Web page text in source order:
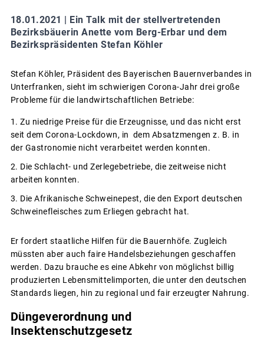
18.01.2021 |
Ein Talk mit der stellvertretenden
Bezirksbäuerin Anette vom Berg-Erbar und dem
Bezirkspräsidenten Stefan Köhler
Stefan Köhler, Präsident des Bayerischen Bauernverbandes in
Unterfranken, sieht im schwierigen Corona-Jahr drei große
Probleme für die landwirtschaftlichen Betriebe:
Zu niedrige Preise für die Erzeugnisse, und das nicht erst
seit dem Corona-Lockdown, in dem Absatzmengen z. B. in
der Gastronomie nicht verarbeitet werden konnten.
Die Schlacht- und Zerlegebetriebe, die zeitweise nicht
arbeiten konnten.
Die Afrikanische Schweinepest, die den Export deutschen
Schweinefleisches zum Erliegen gebracht hat.
Er fordert staatliche Hilfen für die Bauernhöfe. Zugleich
müssten aber auch faire Handelsbeziehungen geschaffen
werden. Dazu brauche es eine Abkehr von möglichst billig
produzierten Lebensmittelimporten, die unter den deutschen
Standards liegen, hin zu regional und fair erzeugter Nahrung.
Düngeverordnung und
Insektenschutzgesetz